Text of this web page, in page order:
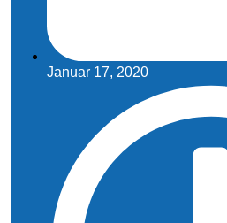
Januar 17, 2020